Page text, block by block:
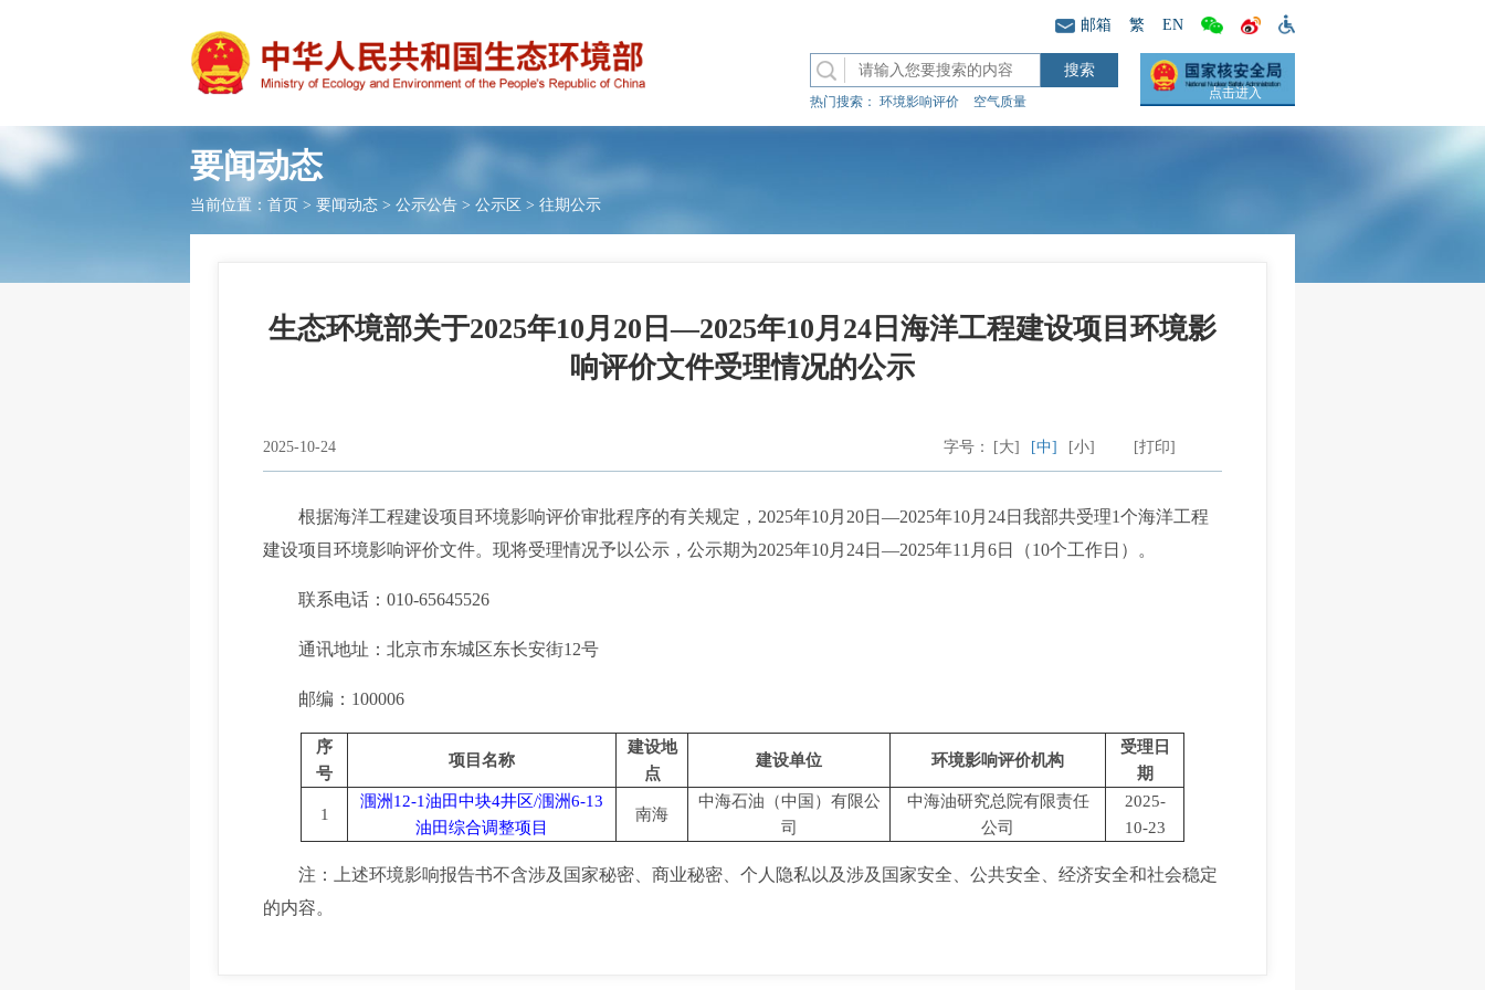
邮箱 繁 EN
热门搜索： 环境影响评价 空气质量
点击进入
要闻动态
当前位置： 首页 > 要闻动态 > 公示公告 > 公示区 > 往期公示
生态环境部关于2025年10月20日—2025年10月24日海洋工程建设项目环境影
响评价文件受理情况的公示
2025-10-24 [打印]
字号： [大] [中] [小]
根据海洋工程建设项目环境影响评价审批程序的有关规定，2025年10月20日—2025年10月24日我部共受理1个海洋工程
建设项目环境影响评价文件。现将受理情况予以公示，公示期为2025年10月24日—2025年11月6日（10个工作日）。
联系电话：010-65645526
通讯地址：北京市东城区东长安街12号
邮编：100006
序
号
项目名称
建设地
点
建设单位 环境影响评价机构
受理日
期
1
涠洲12-1油田中块4井区/涠洲6-13
油田综合调整项目
南海
中海石油（中国）有限公
司
中海油研究总院有限责任
公司
2025-
10-23
注：上述环境影响报告书不含涉及国家秘密、商业秘密、个人隐私以及涉及国家安全、公共安全、经济安全和社会稳定
的内容。